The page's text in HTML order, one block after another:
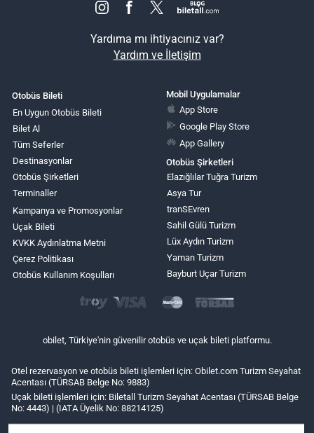
Yardıma mı ihtiyacınız var?
Yardım ve İletişim
Otobüs Bileti
En Uygun Otobüs Bileti
Bilet Al
Tüm Seferler
Destinasyonlar
Otobüs Şirketleri
Terminaller
Kampanya ve Promosyonlar
Uçak Bileti
KVKK Aydınlatma Metni
Çerez Politikası
Otobüs Kullanım Koşulları
Mobil Uygulamalar
App Store
Google Play Store
App Gallery
Otobüs Şirketleri
Elazığlılar Tuğra Turizm
Asya Tur
tranSEvren
Sahil Gülü Turizm
Lüx Aydın Turizm
Yaman Turizm
Bayburt Uçar Turizm
obilet, Türkiye'nin güvenilir otobüs ve uçak bileti platformu.
Otel rezervasyon ve otobüs bileti işlemleri için: Obilet.com Turizm Seyahat
Acentası (TÜRSAB Belge No: 9883)
Uçak bileti işlemleri için: Biletall Turizm Seyahat Acentası (TÜRSAB Belge
No: 4443) | (IATA Üyelik No: 88214125)